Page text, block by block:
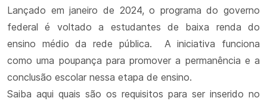
Lançado em janeiro de 2024, o programa do governo
federal é voltado a estudantes de baixa renda do
ensino médio da rede pública. A iniciativa funciona
como uma poupança para promover a permanência e a
conclusão escolar nessa etapa de ensino.
Saiba aqui quais são os requisitos para ser inserido no